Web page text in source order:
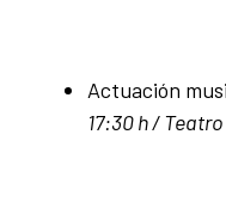
Actuación
17:30 h / Teatro